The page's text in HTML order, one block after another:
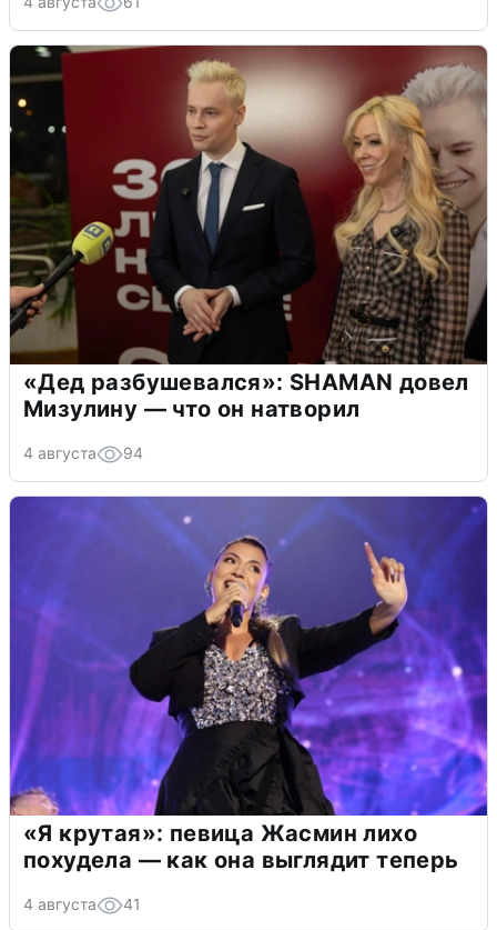
«Дед разбушевался»: SHAMAN довел
Мизулину — что он натворил
4 августа 94
«Я крутая»: певица Жасмин лихо
похудела — как она выглядит теперь
4 августа 41